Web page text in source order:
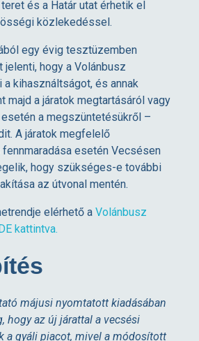
és a Határ utat érhetik el
közlekedéssel.
egy évig tesztüzemben
jelenti, hogy a Volánbusz
kihasználtságot, és annak
majd a járatok megtartásáról vagy
a megszüntetésükről –
A járatok megfelelő
esetén Vecsésen
hogy szükséges-e további
az útvonal mentén.
elérhető a Volánbusz
kattintva.
májusi nyomtatott kiadásában
hogy az új járattal a vecsési
a gyáli piacot, mivel a módosított